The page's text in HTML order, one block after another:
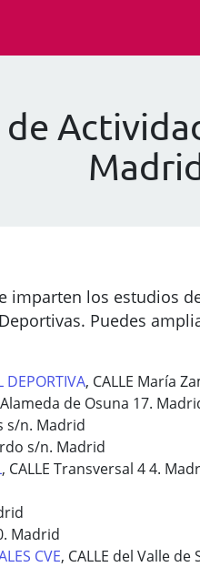
imparten los estudios
Puedes
DEPORTIVA, CALLE María
Alameda de Osuna 17.
s/n. Madrid
s/n. Madrid
, CALLE Transversal 4 4.
Madrid
CVE, CALLE del Valle